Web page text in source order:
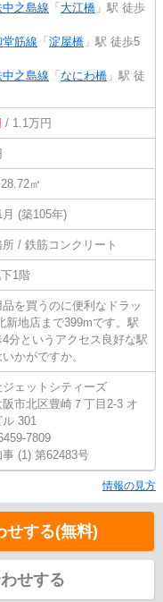
之島線 「 大江橋 」駅 徒歩
筋線 「 淀屋橋 」駅 徒歩5
之島線 「 なにわ橋 」駅 徒
/ 1.1万円
㎡
月 (築105年)
/ 鉄筋コンクリート
1階
を買うのに便利なドラッ
新地店まで399mです。駅
分というアクセス良好な駅
かがですか。
ェットシティーズ
阪市北区豊崎７丁目2-3 オ
ル 301
7809
(1) 第62483号
情報の見方
せする(無料)
せする